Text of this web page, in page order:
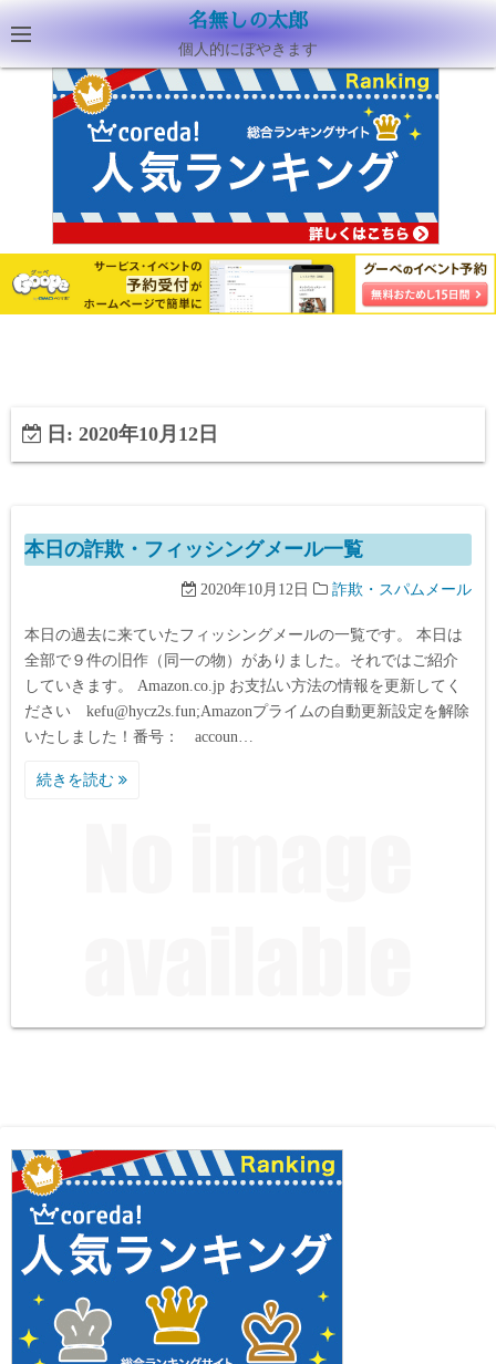
名無しの太郎
個人的にぼやきます
日: 2020年10月12日
本日の詐欺・フィッシングメール一覧
2020年10月12日 詐欺・スパムメール
本日の過去に来ていたフィッシングメールの一覧です。 本日は
全部で９件の旧作（同一の物）がありました。それではご紹介
していきます。 Amazon.co.jp お支払い方法の情報を更新してく
ださい kefu@hycz2s.fun;Amazonプライムの自動更新設定を解除
いたしました！番号： accoun…
続きを読む